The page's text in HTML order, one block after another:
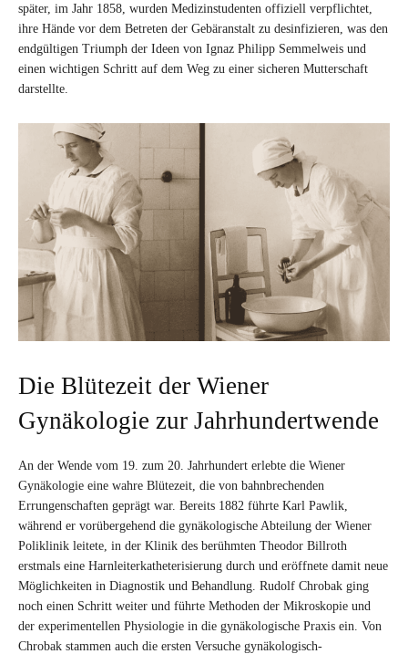
später, im Jahr 1858, wurden Medizinstudenten offiziell verpflichtet,
ihre Hände vor dem Betreten der Gebäranstalt zu desinfizieren, was den
endgültigen Triumph der Ideen von Ignaz Philipp Semmelweis und
einen wichtigen Schritt auf dem Weg zu einer sicheren Mutterschaft
darstellte.
Die Blütezeit der Wiener
Gynäkologie zur Jahrhundertwende
An der Wende vom 19. zum 20. Jahrhundert erlebte die Wiener
Gynäkologie eine wahre Blütezeit, die von bahnbrechenden
Errungenschaften geprägt war. Bereits 1882 führte Karl Pawlik,
während er vorübergehend die gynäkologische Abteilung der Wiener
Poliklinik leitete, in der Klinik des berühmten Theodor Billroth
erstmals eine Harnleiterkatheterisierung durch und eröffnete damit neue
Möglichkeiten in Diagnostik und Behandlung. Rudolf Chrobak ging
noch einen Schritt weiter und führte Methoden der Mikroskopie und
der experimentellen Physiologie in die gynäkologische Praxis ein. Von
Chrobak stammen auch die ersten Versuche gynäkologisch-